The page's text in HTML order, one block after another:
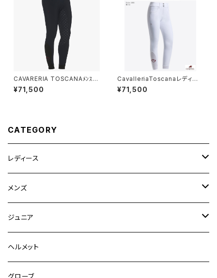
CAVARERIA TOSCANAﾒﾝｽﾞ
フルグリップブリーチ PAU054J
E010
¥71,500
CavalleriaToscanaレディー
ス白FGキュロットPAD096 JE
010
¥71,500
CATEGORY
レディース
競技用ジャケット
キュロット
フルグリップ
ニーグリップ
シャツ
ウェア
メンズ
競技用ジャケット
キュロット
フルグリップ
シャツ
ジュニア
キュロット
ウエア
ヘルメット
グローブ